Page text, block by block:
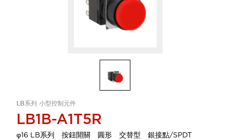
LB系列 小型控制元件
LB1B-A1T5R
φ16 LB系列 按鈕開關 圓形 交替型 銀接點/SPDT